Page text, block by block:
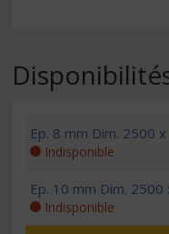
Ep. 8 mm Dim. 2500
Indisponible
Ep. 10 mm Dim.
Indisponible